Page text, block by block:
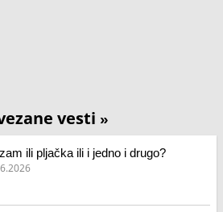
vesti »
ili pljačka ili i jedno i drugo?